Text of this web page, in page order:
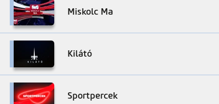
Miskolc Ma
Kilátó
Sportpercek